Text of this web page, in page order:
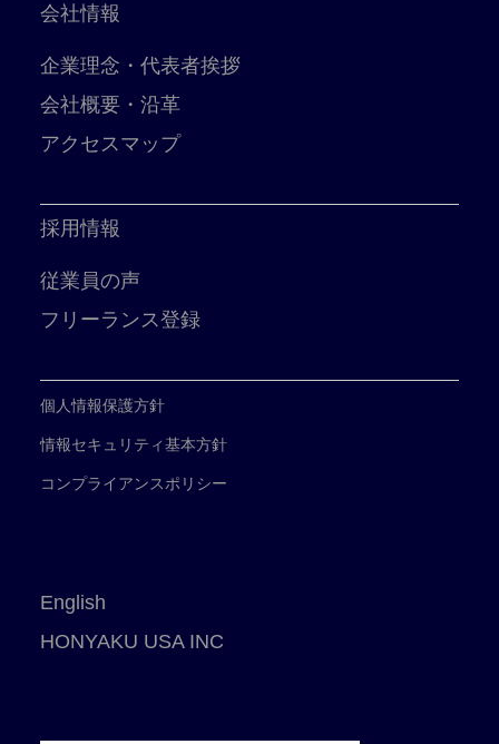
会社情報
企業理念・代表者挨拶
会社概要・沿革
アクセスマップ
採用情報
従業員の声
フリーランス登録
個人情報保護方針
情報セキュリティ基本方針
コンプライアンスポリシー
English
HONYAKU USA INC